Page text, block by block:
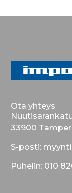
Ota yhteys
33900
S-posti:
Puhelin: 010